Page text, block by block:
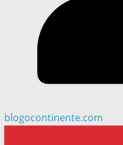
blogocontinente.com